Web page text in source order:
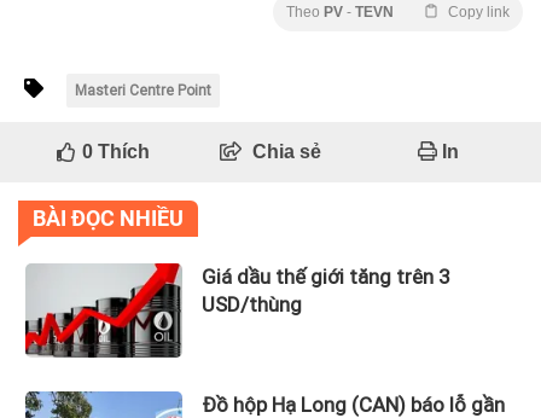
Theo PV - TEVN Copy link
Masteri Centre Point
0Thích Chia sẻ In
BÀI ĐỌC NHIỀU
Giá dầu thế giới tăng trên 3
USD/thùng
Đồ hộp Hạ Long (CAN) báo lỗ gần